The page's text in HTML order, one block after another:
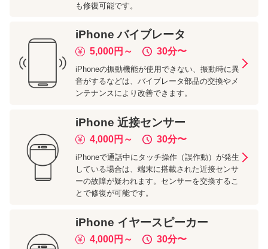
も修復可能です。
iPhone バイブレータ
5,000円～ 30分〜
iPhoneの振動機能が使用できない、振動時に異
音がするなどは、バイブレータ部品の交換やメ
ンテナンスにより改善できます。
iPhone 近接センサー
4,000円～ 30分〜
iPhoneで通話中にタッチ操作（誤作動）が発生
している場合は、端末に搭載された近接センサ
ーの故障が疑われます。センサーを交換するこ
とで修復が可能です。
iPhone イヤースピーカー
4,000円～ 30分〜